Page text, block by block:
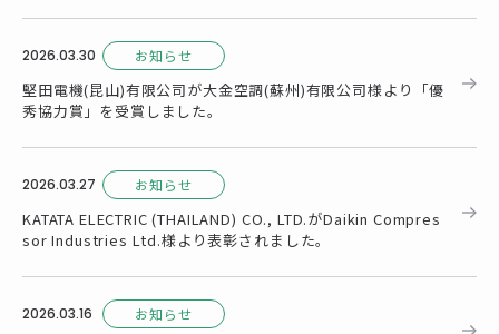
2026.03.30 お知らせ
堅田電機(昆山)有限公司が大金空調(蘇州)有限公司様より「優
秀協力賞」を受賞しました。
2026.03.27 お知らせ
KATATA ELECTRIC (THAILAND) CO., LTD.がDaikin Compres
sor Industries Ltd.様より表彰されました。
2026.03.16 お知らせ